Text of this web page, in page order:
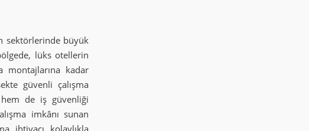
sektörlerinde büyük
lüks otellerin
montajlarına kadar
güvenli çalışma
de iş güvenliği
imkânı sunan
ihtiyacı kolaylıkla